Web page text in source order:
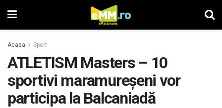
Acasa Sport
ATLETISM Masters – 10
sportivi maramureșeni vor
participa la Balcaniadă